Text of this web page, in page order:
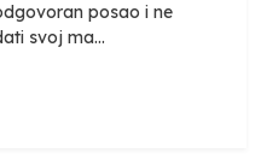
posao i ne
svoj ma...